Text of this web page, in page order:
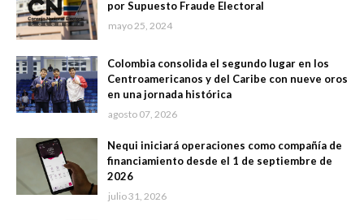
por Supuesto Fraude Electoral
mayo 25, 2024
Colombia consolida el segundo lugar en los
Centroamericanos y del Caribe con nueve oros
en una jornada histórica
agosto 07, 2026
Nequi iniciará operaciones como compañía de
financiamiento desde el 1 de septiembre de
2026
julio 31, 2026